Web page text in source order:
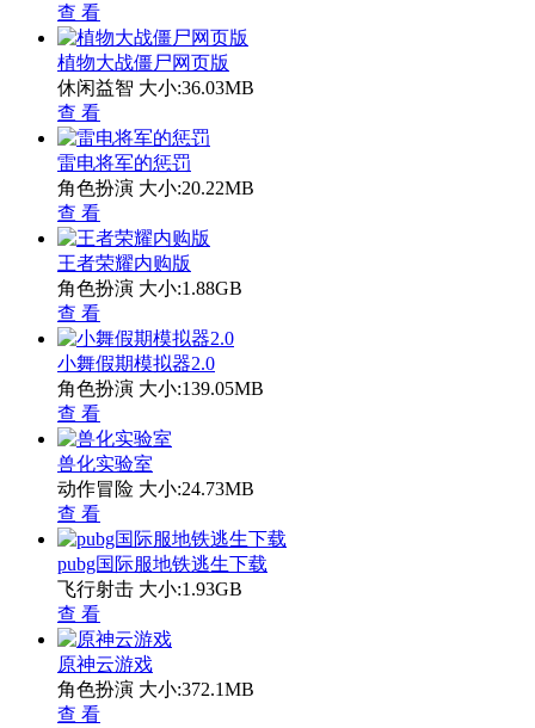
查 看
植物大战僵尸网页版
休闲益智 大小:36.03MB
查 看
雷电将军的惩罚
角色扮演 大小:20.22MB
查 看
王者荣耀内购版
角色扮演 大小:1.88GB
查 看
小舞假期模拟器2.0
角色扮演 大小:139.05MB
查 看
兽化实验室
动作冒险 大小:24.73MB
查 看
pubg国际服地铁逃生下载
飞行射击 大小:1.93GB
查 看
原神云游戏
角色扮演 大小:372.1MB
查 看